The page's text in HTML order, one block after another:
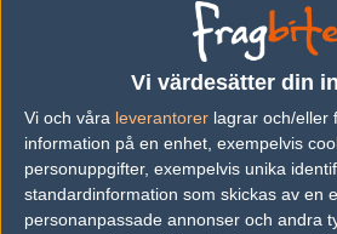
Vi värdesätter din
Vi och våra leverantorer lagrar och/eller
information på en enhet, exempelvis
personuppgifter, exempelvis unika
standardinformation som skickas av en
personanpassade annonser och andra
Natus Vincere
vs. ESG! (old)
vs. eucalyptus